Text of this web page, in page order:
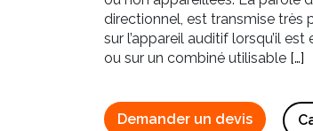
directionnel, est transmise
sur l’appareil auditif lorsqu’il
ou sur un combiné utilisable […]
Demander un devis